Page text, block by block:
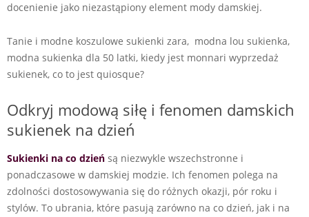
docenienie jako niezastąpiony element mody damskiej.
Tanie i modne koszulowe sukienki zara, modna lou sukienka,
modna sukienka dla 50 latki, kiedy jest monnari wyprzedaż
sukienek, co to jest quiosque?
Odkryj modową siłę i fenomen damskich
sukienek na dzień
Sukienki na co dzień są niezwykle wszechstronne i
ponadczasowe w damskiej modzie. Ich fenomen polega na
zdolności dostosowywania się do różnych okazji, pór roku i
stylów. To ubrania, które pasują zarówno na co dzień, jak i na